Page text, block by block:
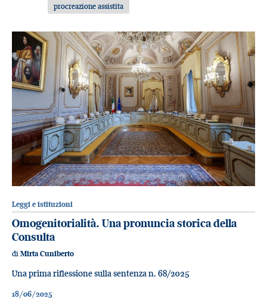
procreazione assistita
Leggi e istituzioni
Omogenitorialità. Una pronuncia storica della
Consulta
di Mirta Cuniberto
Una prima riflessione sulla sentenza n. 68/2025
18/06/2025